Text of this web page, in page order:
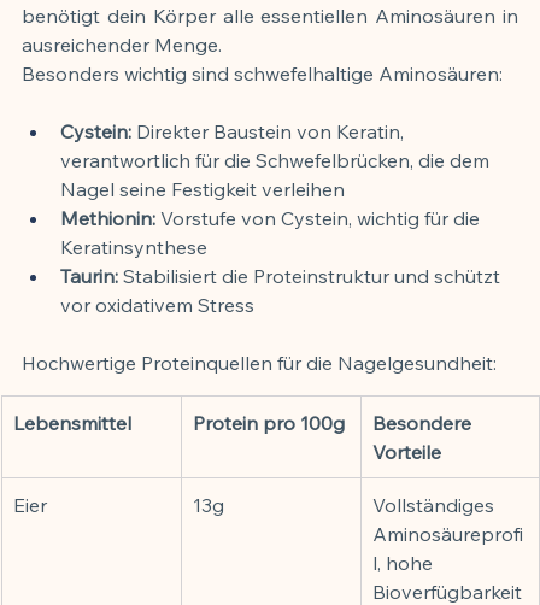
benötigt dein Körper alle essentiellen Aminosäuren in
ausreichender Menge.
Besonders wichtig sind schwefelhaltige Aminosäuren:
Cystein: Direkter Baustein von Keratin,
verantwortlich für die Schwefelbrücken, die dem
Nagel seine Festigkeit verleihen
Methionin: Vorstufe von Cystein, wichtig für die
Keratinsynthese
Taurin: Stabilisiert die Proteinstruktur und schützt
vor oxidativem Stress
Hochwertige Proteinquellen für die Nagelgesundheit:
Lebensmittel Protein pro 100g
Besondere
Vorteile
Eier 13g
Vollständiges
Aminosäureprofi
l, hohe
Bioverfügbarkeit